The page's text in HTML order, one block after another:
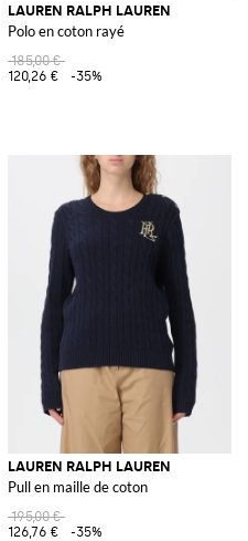
LAUREN RALPH LAUREN
Polo en coton rayé
185,00 €
120,26 €
-35%
LAUREN RALPH LAUREN
Pull en maille de coton
195,00 €
126,76 €
-35%